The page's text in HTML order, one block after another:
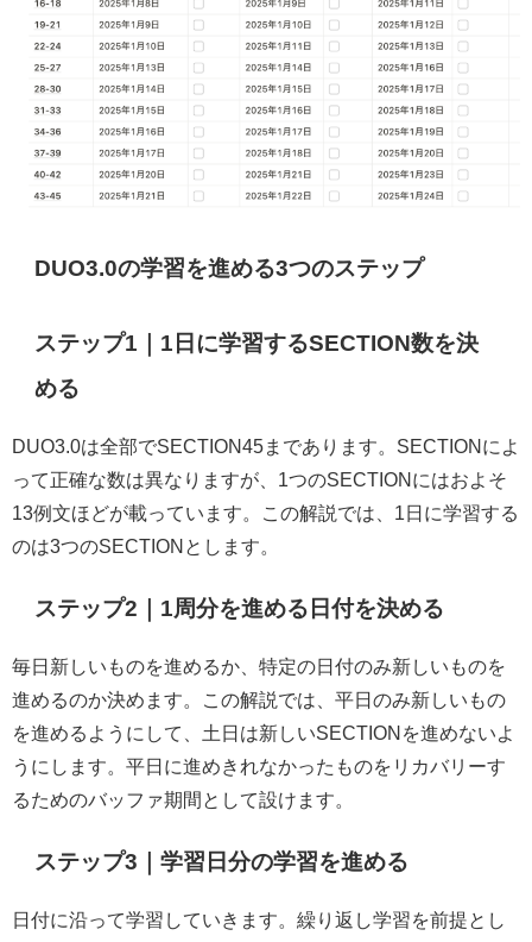
DUO3.0の学習を進める3つのステップ
ステップ1｜1日に学習するSECTION数を決
める
DUO3.0は全部でSECTION45まであります。SECTIONによ
って正確な数は異なりますが、1つのSECTIONにはおよそ
13例文ほどが載っています。この解説では、1日に学習する
のは3つのSECTIONとします。
ステップ2｜ 1周分を進める日付を決める
毎日新しいものを進めるか、特定の日付のみ新しいものを
進めるのか決めます。この解説では、平日のみ新しいもの
を進めるようにして、土日は新しいSECTIONを進めないよ
うにします。平日に進めきれなかったものをリカバリーす
るためのバッファ期間として設けます。
ステップ3｜学習日分の学習を進める
日付に沿って学習していきます。繰り返し学習を前提とし